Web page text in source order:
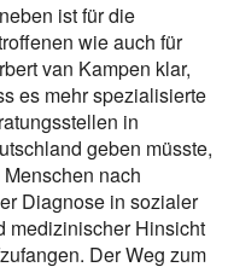
ist für die
wie auch für
van Kampen klar,
es mehr spezialisierte
in
geben müsste,
Menschen nach
Diagnose in sozialer
medizinischer Hinsicht
Der Weg zum